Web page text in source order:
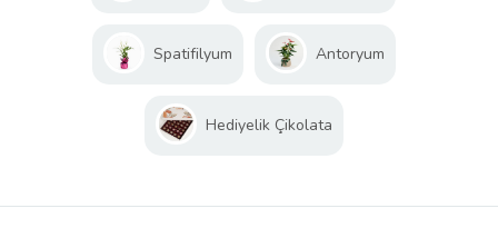
Spatifilyum Antoryum
Hediyelik Çikolata